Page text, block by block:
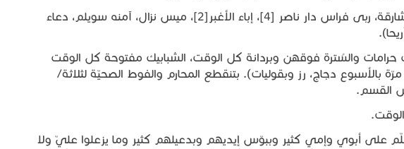
نادين بزنزانة 4؛ برفقة ميسون مشارقة، ربى فراس دار ناصر [4]، إباء الأغبر[2]، ميس نزال، آمنه سويلم، دعاء
والسُترة فوقهن وبردانة كل الوقت، الشبابيك مفتوحة كل الوقت
بالأسبوع دجاج، رز وبقوليات). بتنقطع المحارم والفوط الصحيّة لثلاثة/
القسم.
على أبوي وإمي كثير وببوّس إيديهم وبدعيلهم كثير وما يزعلوا عليّ ولا